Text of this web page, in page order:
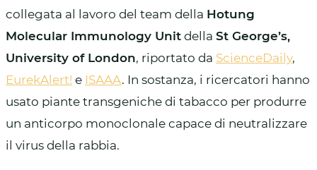
collegata al lavoro del team della Hotung
Molecular Immunology Unit della St George’s,
University of London, riportato da ScienceDaily,
EurekAlert! e ISAAA. In sostanza, i ricercatori hanno
usato piante transgeniche di tabacco per produrre
un anticorpo monoclonale capace di neutralizzare
il virus della rabbia.